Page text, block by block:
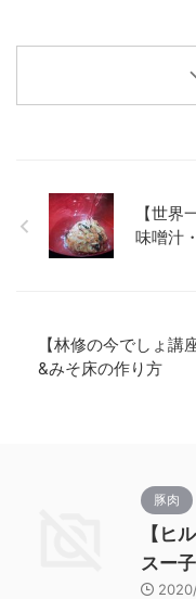
【世
味噌汁
【林修の今でしょ
&みそ床の作り方
豚肉
【ヒ
スー